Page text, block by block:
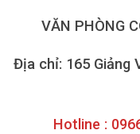
VĂN PHÒNG
Địa chỉ: 165 Giảng
Hotline :